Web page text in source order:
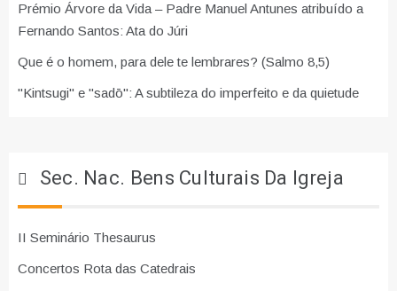
Prémio Árvore da Vida – Padre Manuel Antunes atribuído a
Fernando Santos: Ata do Júri
Que é o homem, para dele te lembrares? (Salmo 8,5)
"Kintsugi" e "sadō": A subtileza do imperfeito e da quietude
Sec. Nac. Bens Culturais Da Igreja
II Seminário Thesaurus
Concertos Rota das Catedrais